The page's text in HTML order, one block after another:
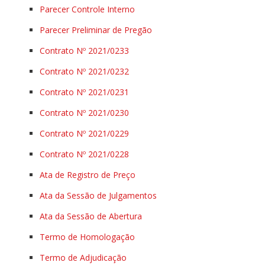
Parecer Controle Interno
Parecer Preliminar de Pregão
Contrato Nº 2021/0233
Contrato Nº 2021/0232
Contrato Nº 2021/0231
Contrato Nº 2021/0230
Contrato Nº 2021/0229
Contrato Nº 2021/0228
Ata de Registro de Preço
Ata da Sessão de Julgamentos
Ata da Sessão de Abertura
Termo de Homologação
Termo de Adjudicação